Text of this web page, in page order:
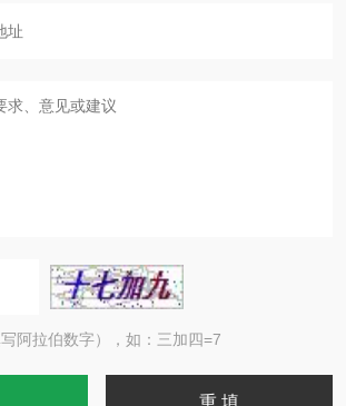
阿拉伯数字），如：三加四=7